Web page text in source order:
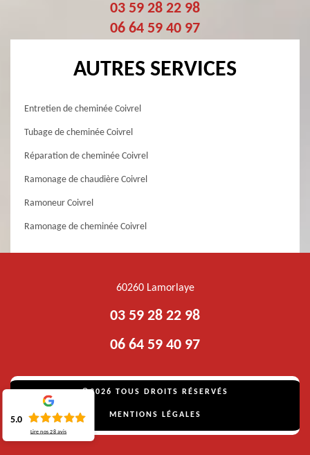
03 59 28 22 98
06 64 59 40 97
AUTRES SERVICES
Entretien de cheminée Coivrel
Tubage de cheminée Coivrel
Réparation de cheminée Coivrel
Ramonage de chaudière Coivrel
Ramoneur Coivrel
Ramonage de cheminée Coivrel
60260 Lamorlaye
03 59 28 22 98
06 64 59 40 97
©2026 TOUS DROITS RÉSERVÉS
MENTIONS LÉGALES
5.0
Lire nos28 avis